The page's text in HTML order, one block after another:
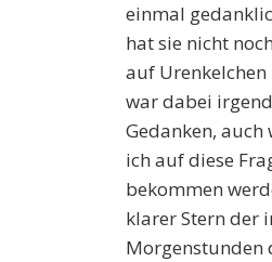
einmal
hat sie nicht
auf Urenkelchen
war dabei
Gedanken,
ich auf diese
bekommen
klarerStern der
Morgenstunden